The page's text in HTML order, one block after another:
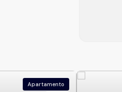
Apartamento